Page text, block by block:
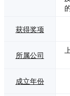
获得奖项
所属公司
成立年份